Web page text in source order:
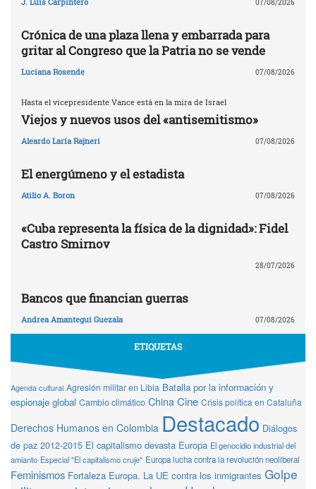
07/08/2026
Crónica de una plaza llena y embarrada para
gritar al Congreso que la Patria no se vende
Luciana Rosende 07/08/2026
Hasta el vicepresidente Vance está en la mira de Israel
Viejos y nuevos usos del «antisemitismo»
Aleardo Laría Rajneri 07/08/2026
El energúmeno y el estadista
Atilio A. Boron 07/08/2026
«Cuba representa la física de la dignidad»: Fidel
Castro Smirnov
28/07/2026
Bancos que financian guerras
Andrea Amantegui Guezala 07/08/2026
ETIQUETAS
Agenda cultural Agresión militar en Libia Batalla por la información y
espionaje global Cambio climático China Cine Crisis política en Cataluña
Derechos Humanos en Colombia Destacado Diálogos
de paz 2012-2015 El capitalismo devasta Europa El genocidio industrial del
amianto Especial "El capitalismo cruje" Europa lucha contra la revolución neoliberal
Feminismos Fortaleza Europa. La UE contra los inmigrantes Golpe